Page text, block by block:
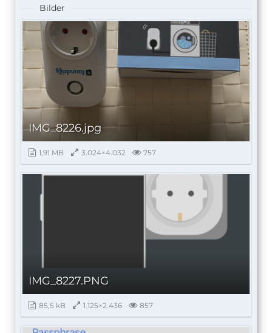
Bilder
IMG_8226.jpg
1,91 MB 3.024×4.032 757
IMG_8227.PNG
85,5 kB 1.125×2.436 857